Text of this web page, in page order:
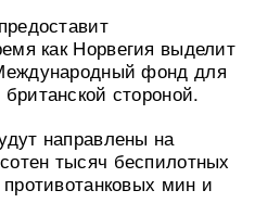
как Норвегия выделит
фонд для
стороной.
направлены на
тысяч беспилотных
мин и